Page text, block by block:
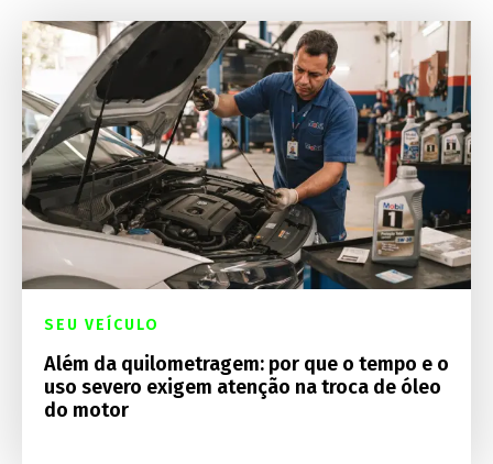
SEU VEÍCULO
Além da quilometragem: por que o tempo e o
uso severo exigem atenção na troca de óleo
do motor